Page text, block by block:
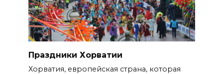
Праздники Хорватии
Хорватия, европейская страна, которая